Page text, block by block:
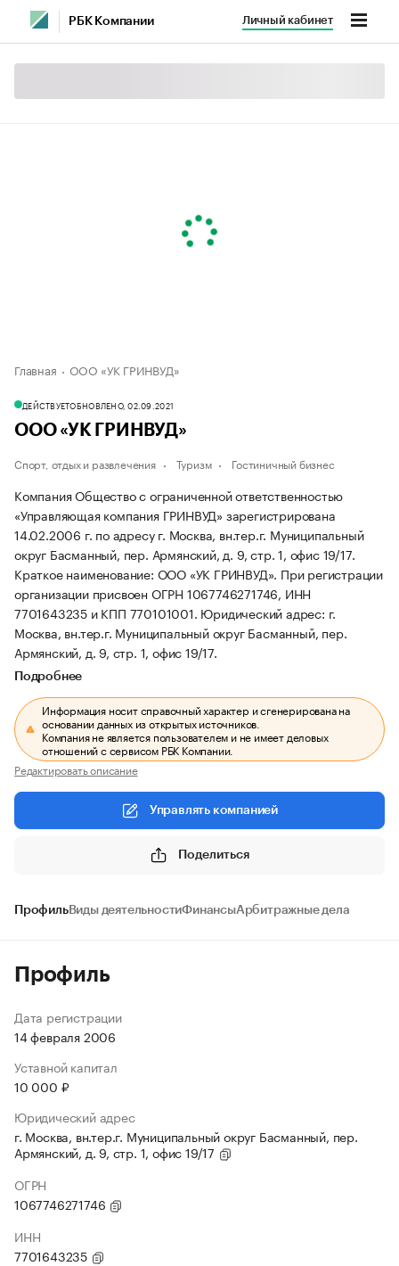
РБК Компании Личный кабинет
Главная ООО «УК ГРИНВУД»
ДЕЙСТВУЕТОБНОВЛЕНО, 02.09.2021
ООО «УК ГРИНВУД»
Спорт, отдых и развлечения Туризм Гостиничный бизнес
Компания Общество с ограниченной ответственностью
«Управляющая компания ГРИНВУД» зарегистрирована
14.02.2006 г. по адресу г. Москва, вн.тер.г. Муниципальный
округ Басманный, пер. Армянский, д. 9, стр. 1, офис 19/17.
Краткое наименование: ООО «УК ГРИНВУД». При регистрации
организации присвоен ОГРН 1067746271746, ИНН
7701643235 и КПП 770101001. Юридический адрес: г.
Москва, вн.тер.г. Муниципальный округ Басманный, пер.
Армянский, д. 9, стр. 1, офис 19/17.
Подробнее
Информация носит справочный характер и сгенерирована на
основании данных из открытых источников.
Компания не является пользователем и не имеет деловых
отношений с сервисом РБК Компании.
Редактировать описание
Управлять компанией
Поделиться
ПрофильВиды деятельностиФинансыАрбитражные дела
Профиль
Дата регистрации
14 февраля 2006
Уставной капитал
10 000 ₽
Юридический адрес
г. Москва, вн.тер.г. Муниципальный округ Басманный, пер.
Армянский, д. 9, стр. 1, офис 19/17
ОГРН
1067746271746
ИНН
7701643235